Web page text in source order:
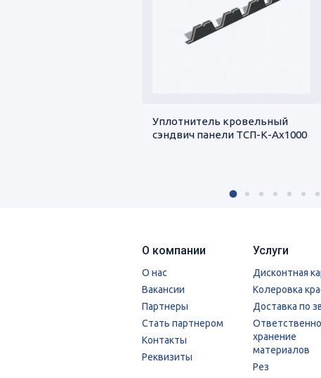
Уплотнитель кровельный
сэндвич панели ТСП-К-Ах1000
О компании
О нас
Вакансии
Партнеры
Стать партнером
Контакты
Реквизиты
Услуги
Дисконтная
Колеровка
Доставка по
хранение
материалов
Рез